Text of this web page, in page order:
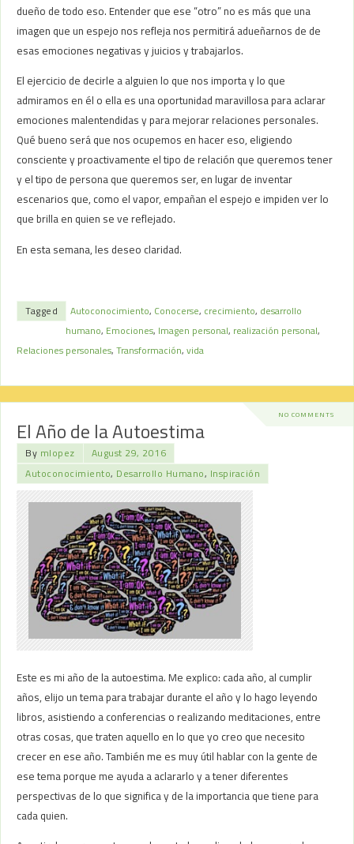
dueño de todo eso. Entender que ese “otro” no es más que una
imagen que un espejo nos refleja nos permitirá adueñarnos de de
esas emociones negativas y juicios y trabajarlos.
El ejercicio de decirle a alguien lo que nos importa y lo que
admiramos en él o ella es una oportunidad maravillosa para aclarar
emociones malentendidas y para mejorar relaciones personales.
Qué bueno será que nos ocupemos en hacer eso, eligiendo
consciente y proactivamente el tipo de relación que queremos tener
y el tipo de persona que queremos ser, en lugar de inventar
escenarios que, como el vapor, empañan el espejo e impiden ver lo
que brilla en quien se ve reflejado.
En esta semana, les deseo claridad.
Tagged Autoconocimiento, Conocerse, crecimiento, desarrollo
humano, Emociones, Imagen personal, realización personal,
Relaciones personales,Transformación,vida
NO COMMENTS
El Año de la Autoestima
By mlopez
August 29, 2016
Autoconocimiento, Desarrollo Humano, Inspiración
Este es mi año de la autoestima. Me explico: cada año, al cumplir
años, elijo un tema para trabajar durante el año y lo hago leyendo
libros, asistiendo a conferencias o realizando meditaciones, entre
otras cosas, que traten aquello en lo que yo creo que necesito
crecer en ese año. También me es muy útil hablar con la gente de
ese tema porque me ayuda a aclararlo y a tener diferentes
perspectivas de lo que significa y de la importancia que tiene para
cada quien.